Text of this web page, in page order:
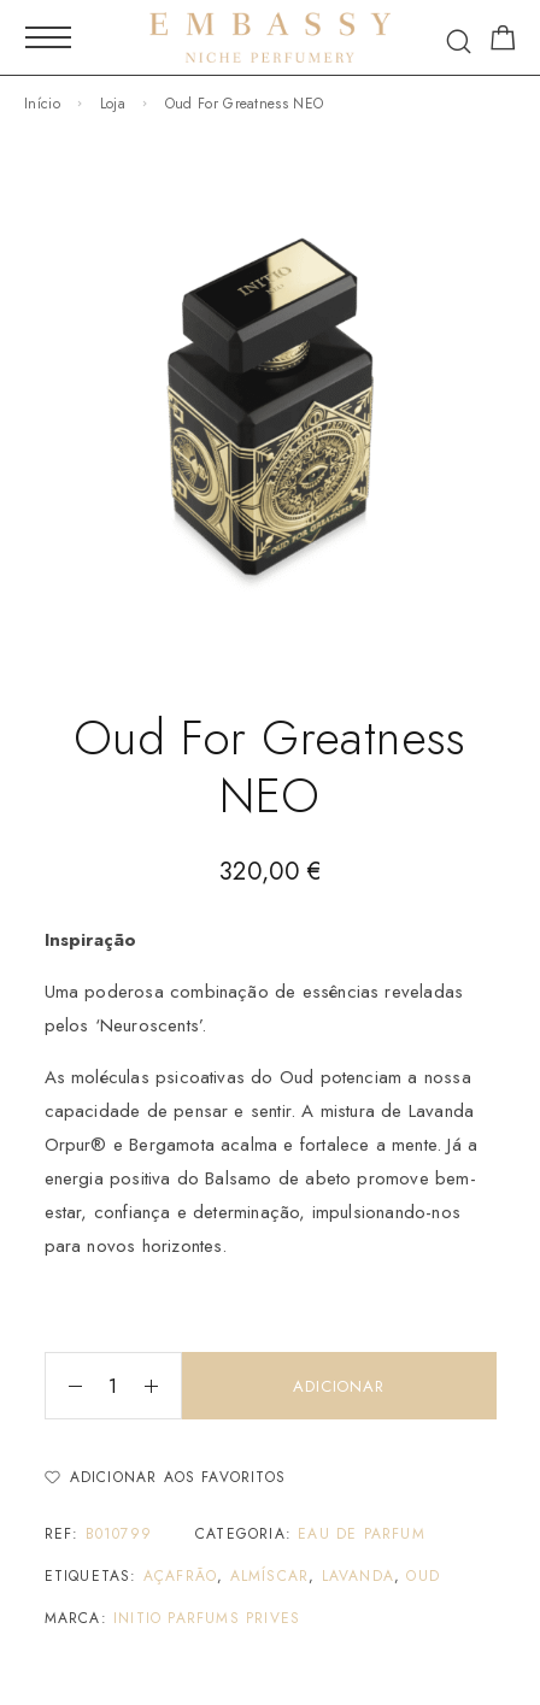
Início Loja Oud For Greatness NEO
Oud For Greatness
NEO
320,00€
Inspiração
Uma poderosa combinação de essências reveladas
pelos ‘Neuroscents’.
As moléculas psicoativas do Oud potenciam a nossa
capacidade de pensar e sentir. A mistura de Lavanda
Orpur® e Bergamota acalma e fortalece a mente. Já a
energia positiva do Balsamo de abeto promove bem-
estar, confiança e determinação, impulsionando-nos
para novos horizontes.
ADICIONAR
ADICIONAR AOS FAVORITOS
REF: B010799 CATEGORIA: EAU DE PARFUM
ETIQUETAS: AÇAFRÃO, ALMÍSCAR, LAVANDA,OUD
MARCA: INITIO PARFUMS PRIVES